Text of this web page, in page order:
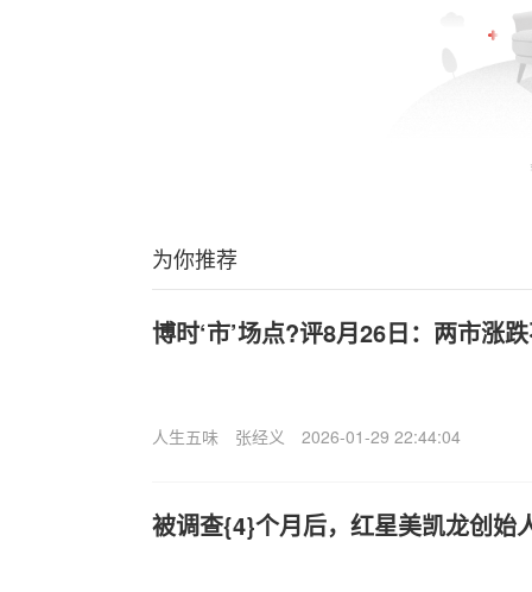
为你推荐
博时‘市’场点?评8月26日：两市涨
人生五味 张经义 2026-01-29 22:44:04
被调查{4}个月后，红星美凯龙创始